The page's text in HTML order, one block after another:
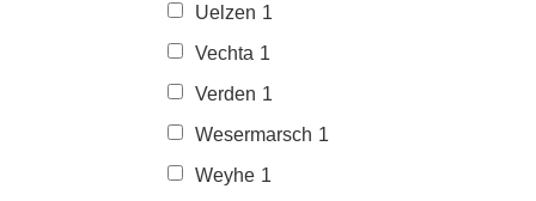
Uelzen 1
Vechta 1
Verden 1
Wesermarsch 1
Weyhe 1